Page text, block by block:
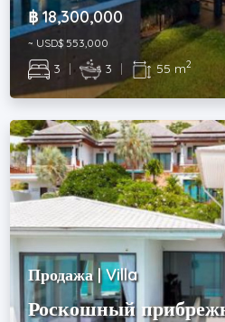
฿ 18,300,000
~ USD$ 553,000
3 | 3 | 55 m2
Продажа | Villa
Роскошный